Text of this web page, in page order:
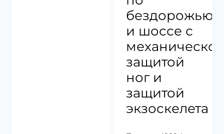
бездорожью
и шоссе с
защитой
ног и
защитой
экзоскелета